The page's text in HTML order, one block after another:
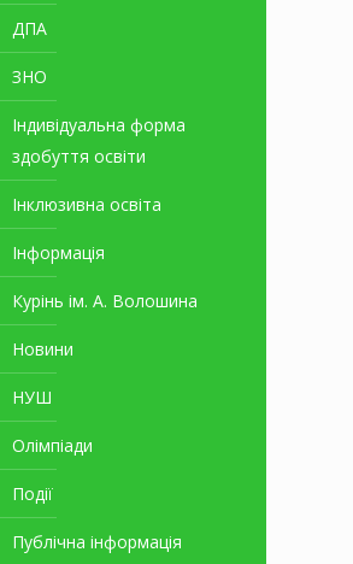
ДПА
ЗНО
Індивідуальна форма
здобуття освіти
Інклюзивна освіта
Інформація
Курінь ім. А. Волошина
Новини
НУШ
Олімпіади
Події
Публічна інформація